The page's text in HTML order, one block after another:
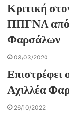
Κριτική
ΠΠΓΝΛ από
Φαρσάλων
03/03/2020
Αχιλλέα
26/10/2022